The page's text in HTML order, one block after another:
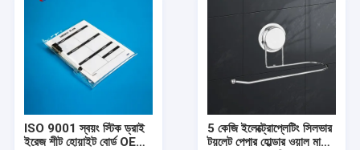
ISO 9001 স্বয়ং স্টিক ড্রাই
ইরেজ শীট হোয়াইট বোর্ড OEM
5 কেজি ইলেক্ট্রোপ্লেটিং সিলভার
টয়লেট পেপার হোল্ডার ওয়াল মাউন্ট